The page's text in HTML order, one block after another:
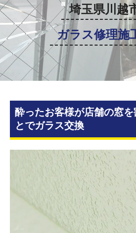
埼玉県川越
ガラス修理施
酔ったお客様が店舗の窓を
とでガラス交換